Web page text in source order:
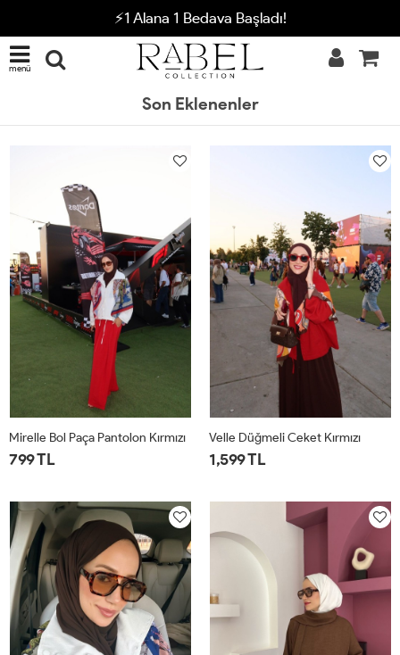
⚡1 Alana 1 Bedava Başladı!
menü
Son Eklenenler
Mirelle Bol Paça Pantolon Kırmızı
799 TL
Velle Düğmeli Ceket Kırmızı
1,599 TL